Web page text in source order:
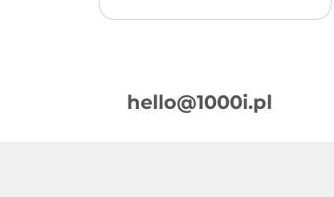
hello@1000i.pl